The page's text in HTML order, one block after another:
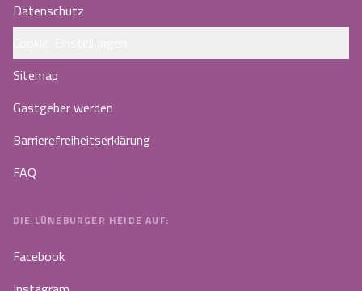
Datenschutz
Sitemap
Gastgeber werden
Barrierefreiheitserklärung
FAQ
DIE LÜNEBURGER HEIDE AUF:
Facebook